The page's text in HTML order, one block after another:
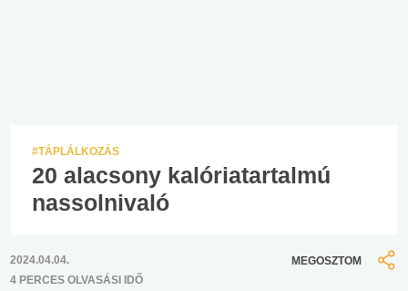
#TÁPLÁLKOZÁS
20 alacsony kalóriatartalmú
nassolnivaló
2024.04.04.
4 PERCES OLVASÁSI IDŐ
MEGOSZTOM